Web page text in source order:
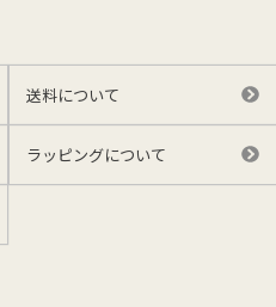
送料について
ラッピングについて